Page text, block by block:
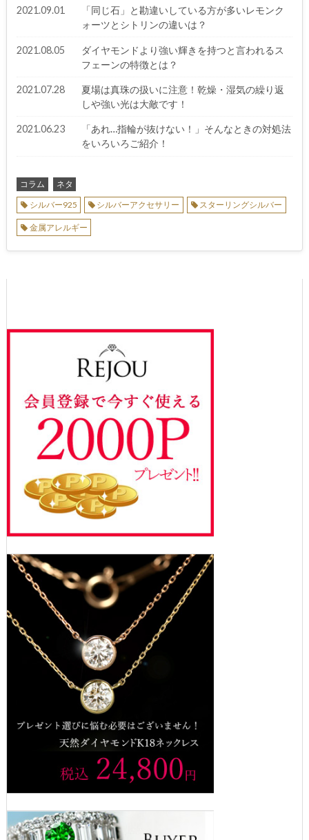
2021.09.01
「同じ石」と勘違いしている方が多いレモンク
ォーツとシトリンの違いは？
2021.08.05
ダイヤモンドより強い輝きを持つと言われるス
フェーンの特徴とは？
2021.07.28
夏場は真珠の扱いに注意！乾燥・湿気の繰り返
しや強い光は大敵です！
2021.06.23
「あれ…指輪が抜けない！」そんなときの対処法
をいろいろご紹介！
コラム
ネタ
シルバー925
シルバーアクセサリー スターリングシルバー
金属アレルギー